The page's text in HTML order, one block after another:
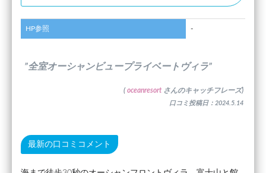
HP参照 -
”全室オーシャンビュープライベートヴィラ”
( oceanresort さんのキャッチフレーズ)
口コミ投稿日：2024.5.14
最新の口コミコメント